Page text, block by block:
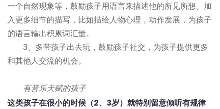
一个自然现象等，鼓励孩子用语言来描述他的所见所想。加
入更多细节的描写，比如描绘人物心理，动作发展，为孩子
的语言输出积累词汇量。
3、多带孩子出去玩，鼓励孩子社交，为孩子提供更多
和其他人交流的机会。
有音乐天赋的孩子
这类孩子在很小的时候（2、3岁）就特别留意倾听有规律